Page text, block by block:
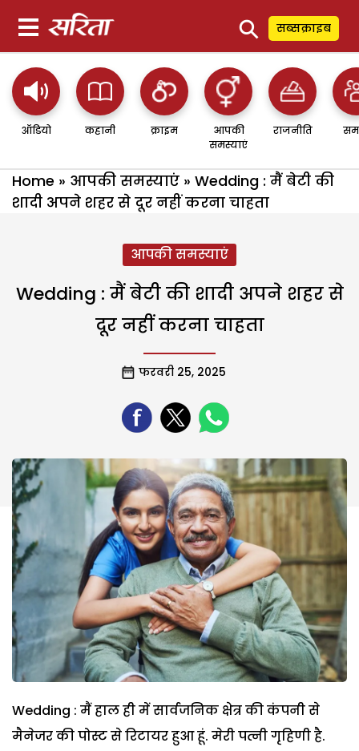
⚲ सब्सक्राइब
ऑडियो कहानी क्राइम
आपकी
समस्याएं
राजनीति
Home » आपकी समस्याएं » Wedding : मैं बेटी की
शादी अपने शहर से दूर नहीं करना चाहता
आपकी समस्याएं
Wedding : मैं बेटी की शादी अपने शहर से
दूर नहीं करना चाहता
फरवरी 25, 2025
Wedding : मैं हाल ही में सार्वजनिक क्षेत्र की कंपनी से
मैनेजर की पोस्ट से रिटायर हुआ हूं. मेरी पत्नी गृहिणी है.